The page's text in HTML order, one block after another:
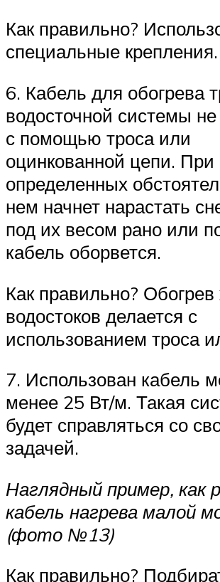
Как правильно?
специальные крепления.
6. Кабель для обогрева
водосточной системы не
с помощью троса или
оцинкованной цепи. При
определенных
нем начнет нарастать
под их весом рано или
кабель оборвется.
Как правильно?
водостоков делается с
использованием троса
7. Использован кабель
менее 25 Вт/м. Такая
будет справляться со
задачей.
Наглядный пример, как
кабель нагрева малой
(фото №13)
Как правильно?